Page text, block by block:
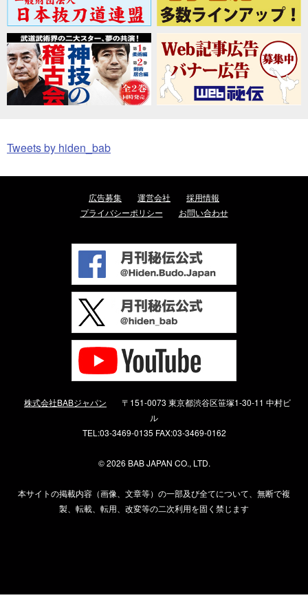
Tweets by hiden_bab
広告募集 運営会社
採用情報
プライバシーポリシー
お問い合わせ
株式会社BABジャパン
〒151-0073 東京都渋谷区笹塚1-30-11 中村ビ
ル
TEL:03-3469-0135 FAX:03-3469-0162
©2026 BAB JAPAN CO., LTD.
本サイトの掲載内容（画像、文章等）の一部及び全てについて、無断で複
製、転載、転用、改変等の二次利用を固く禁じます